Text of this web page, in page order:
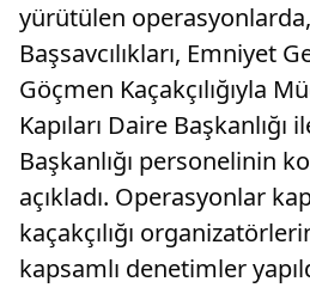
yürütülen
Başsavcılıkları, Emniyet
Göçmen Kaçakçılığıyla
Kapıları Daire Başkanlığı
Başkanlığı personelinin
açıkladı. Operasyonlar
kaçakçılığı
kapsamlı denetimler